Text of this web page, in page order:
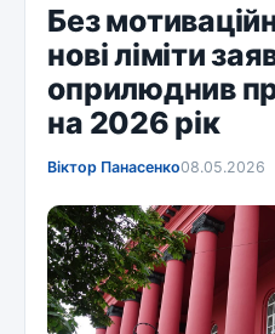
Без
нові ліміти
оприлюднив
на 2026 рік
Віктор Панасенко08.05.2026